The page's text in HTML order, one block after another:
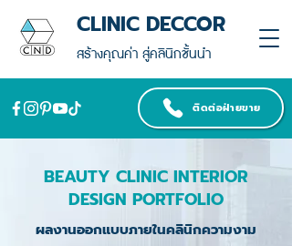
สร้างคุณค่า สู่คลินิกชั้นนำ
CLINIC DECCOR
ติดต่อฝ่ายขาย
BEAUTY CLINIC INTERIOR
DESIGN PORTFOLIO
ผลงานออกแบบภายในคลินิกความงาม